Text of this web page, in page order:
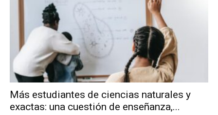
Más estudiantes de ciencias naturales y
exactas: una cuestión de enseñanza,...